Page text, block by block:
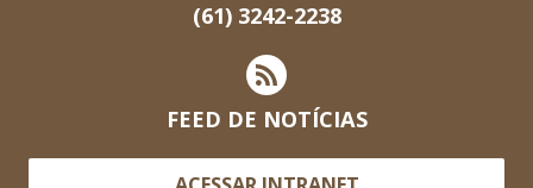
(61) 3242-2238
FEED DE NOTÍCIAS